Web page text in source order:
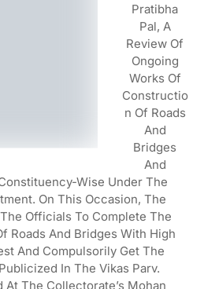
Pratibha
Pal, A
Review Of
Ongoing
Works Of
Constructio
N Of Roads
And
Bridges
And
Wise Under The
On This Occasion, The
Officials To Complete The
Roads And Bridges With High
And Compulsorily Get The
In The Vikas Parv.
The Collectorate’s Mohan